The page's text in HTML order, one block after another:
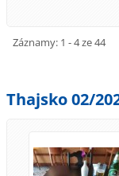
Záznamy: 1 - 4 ze 44
Thajsko 02/